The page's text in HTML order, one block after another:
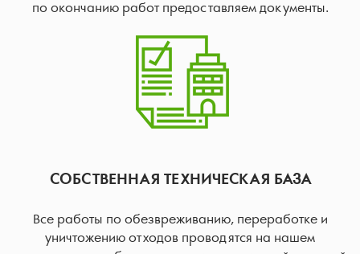
по окончанию работ предоставляем документы.
СОБСТВЕННАЯ ТЕХНИЧЕСКАЯ БАЗА
Все работы по обезвреживанию, переработке и
уничтожению отходов проводятся на нашем